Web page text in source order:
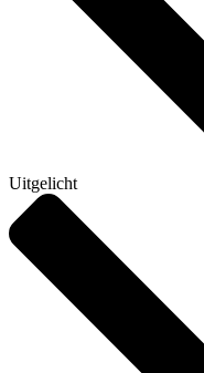
Uitgelicht